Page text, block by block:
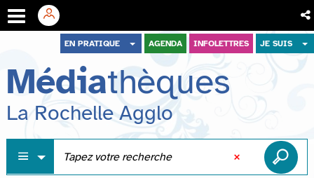
menu
contenu
recherche
EN PRATIQUE AGENDA INFOLETTRES JE SUIS
Médiathèques
La Rochelle Agglo